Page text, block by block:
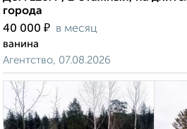
города
40 000 ₽ в месяц
ванина
Агентство, 07.08.2026